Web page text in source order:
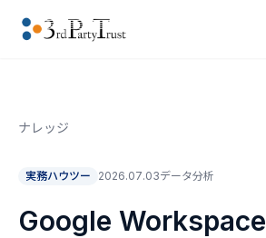
ナレッジ
実務ハウツー 2026.07.03データ分析
Google Workspace